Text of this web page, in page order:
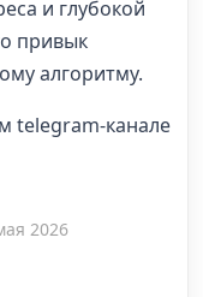
и глубокой
привык
алгоритму.
telegram-канале
2026